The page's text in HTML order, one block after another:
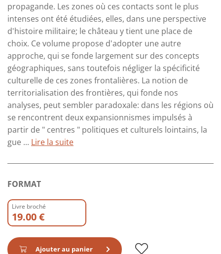
propagande. Les zones où ces contacts sont le plus
intenses ont été étudiées, elles, dans une perspective
d'histoire militaire; le château y tient une place de
choix. Ce volume propose d'adopter une autre
approche, qui se fonde largement sur des concepts
géographiques, sans toutefois négliger la spécificité
culturelle de ces zones frontalières. La notion de
territorialisation des frontières, qui fonde nos
analyses, peut sembler paradoxale: dans les régions où
se rencontrent deux expansionnismes impulsés à
partir de " centres " politiques et culturels lointains, la
gue ... Lire la suite
FORMAT
Livre broché
19.00 €
Ajouter au panier